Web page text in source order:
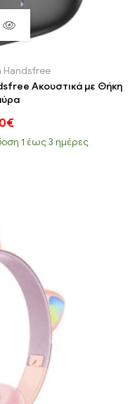
Handsfree
Ακουστικά με Θήκη
€
1 έως 3 ημέρες